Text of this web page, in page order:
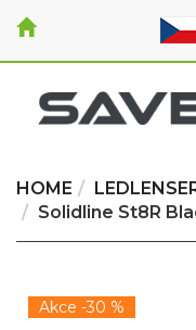
HOME
Solidline St8R
Akce -30 %